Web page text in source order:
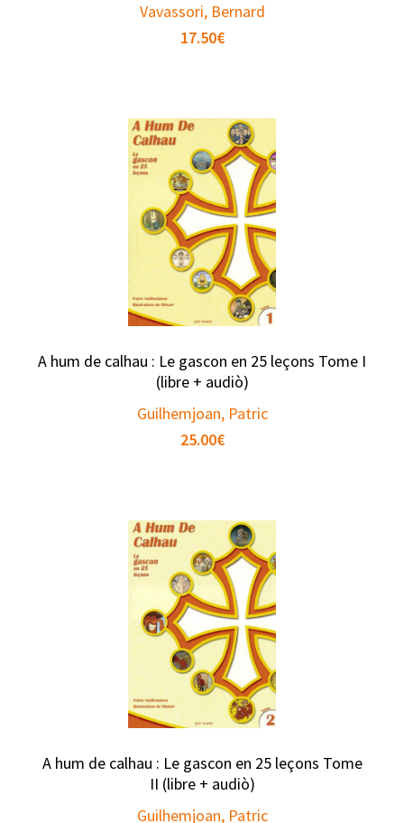
Vavassori, Bernard
17.50€
A hum de calhau : Le gascon en 25 leçons Tome I
(libre + audiò)
Guilhemjoan, Patric
25.00€
A hum de calhau : Le gascon en 25 leçons Tome
II (libre + audiò)
Guilhemjoan, Patric